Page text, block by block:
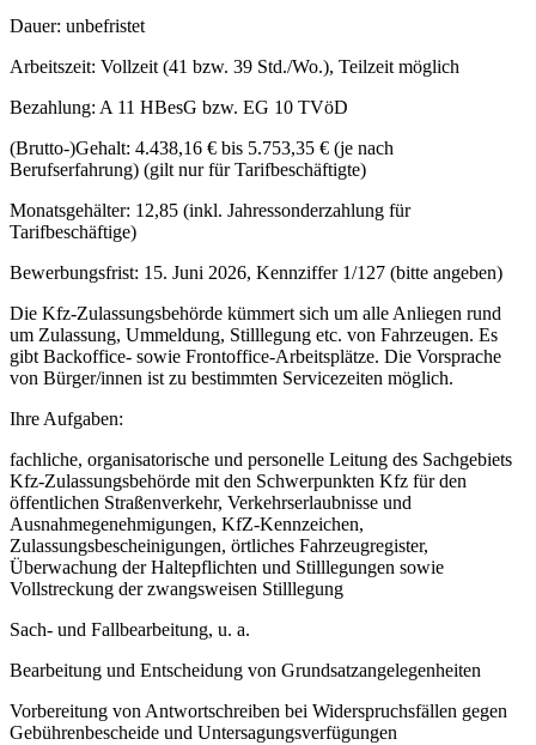
Dauer: unbefristet
Arbeitszeit: Vollzeit (41 bzw. 39 Std./Wo.), Teilzeit möglich
Bezahlung: A 11 HBesG bzw. EG 10 TVöD
(Brutto-)Gehalt: 4.438,16 € bis 5.753,35 € (je nach
Berufserfahrung) (gilt nur für Tarifbeschäftigte)
Monatsgehälter: 12,85 (inkl. Jahressonderzahlung für
Tarifbeschäftige)
Bewerbungsfrist: 15. Juni 2026, Kennziffer 1/127 (bitte angeben)
Die Kfz-Zulassungsbehörde kümmert sich um alle Anliegen rund
um Zulassung, Ummeldung, Stilllegung etc. von Fahrzeugen. Es
gibt Backoffice- sowie Frontoffice-Arbeitsplätze. Die Vorsprache
von Bürger/innen ist zu bestimmten Servicezeiten möglich.
Ihre Aufgaben:
fachliche, organisatorische und personelle Leitung des Sachgebiets
Kfz-Zulassungsbehörde mit den Schwerpunkten Kfz für den
öffentlichen Straßenverkehr, Verkehrserlaubnisse und
Ausnahmegenehmigungen, KfZ-Kennzeichen,
Zulassungsbescheinigungen, örtliches Fahrzeugregister,
Überwachung der Haltepflichten und Stilllegungen sowie
Vollstreckung der zwangsweisen Stilllegung
Sach- und Fallbearbeitung, u. a.
Bearbeitung und Entscheidung von Grundsatzangelegenheiten
Vorbereitung von Antwortschreiben bei Widerspruchsfällen gegen
Gebührenbescheide und Untersagungsverfügungen